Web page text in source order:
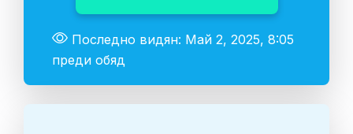
Последно видян: Май 2, 2025, 8:05
преди обяд